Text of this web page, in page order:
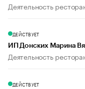
Деятельность
ДЕЙСТВУЕТ
ИП Донских Марина
Деятельность
ДЕЙСТВУЕТ